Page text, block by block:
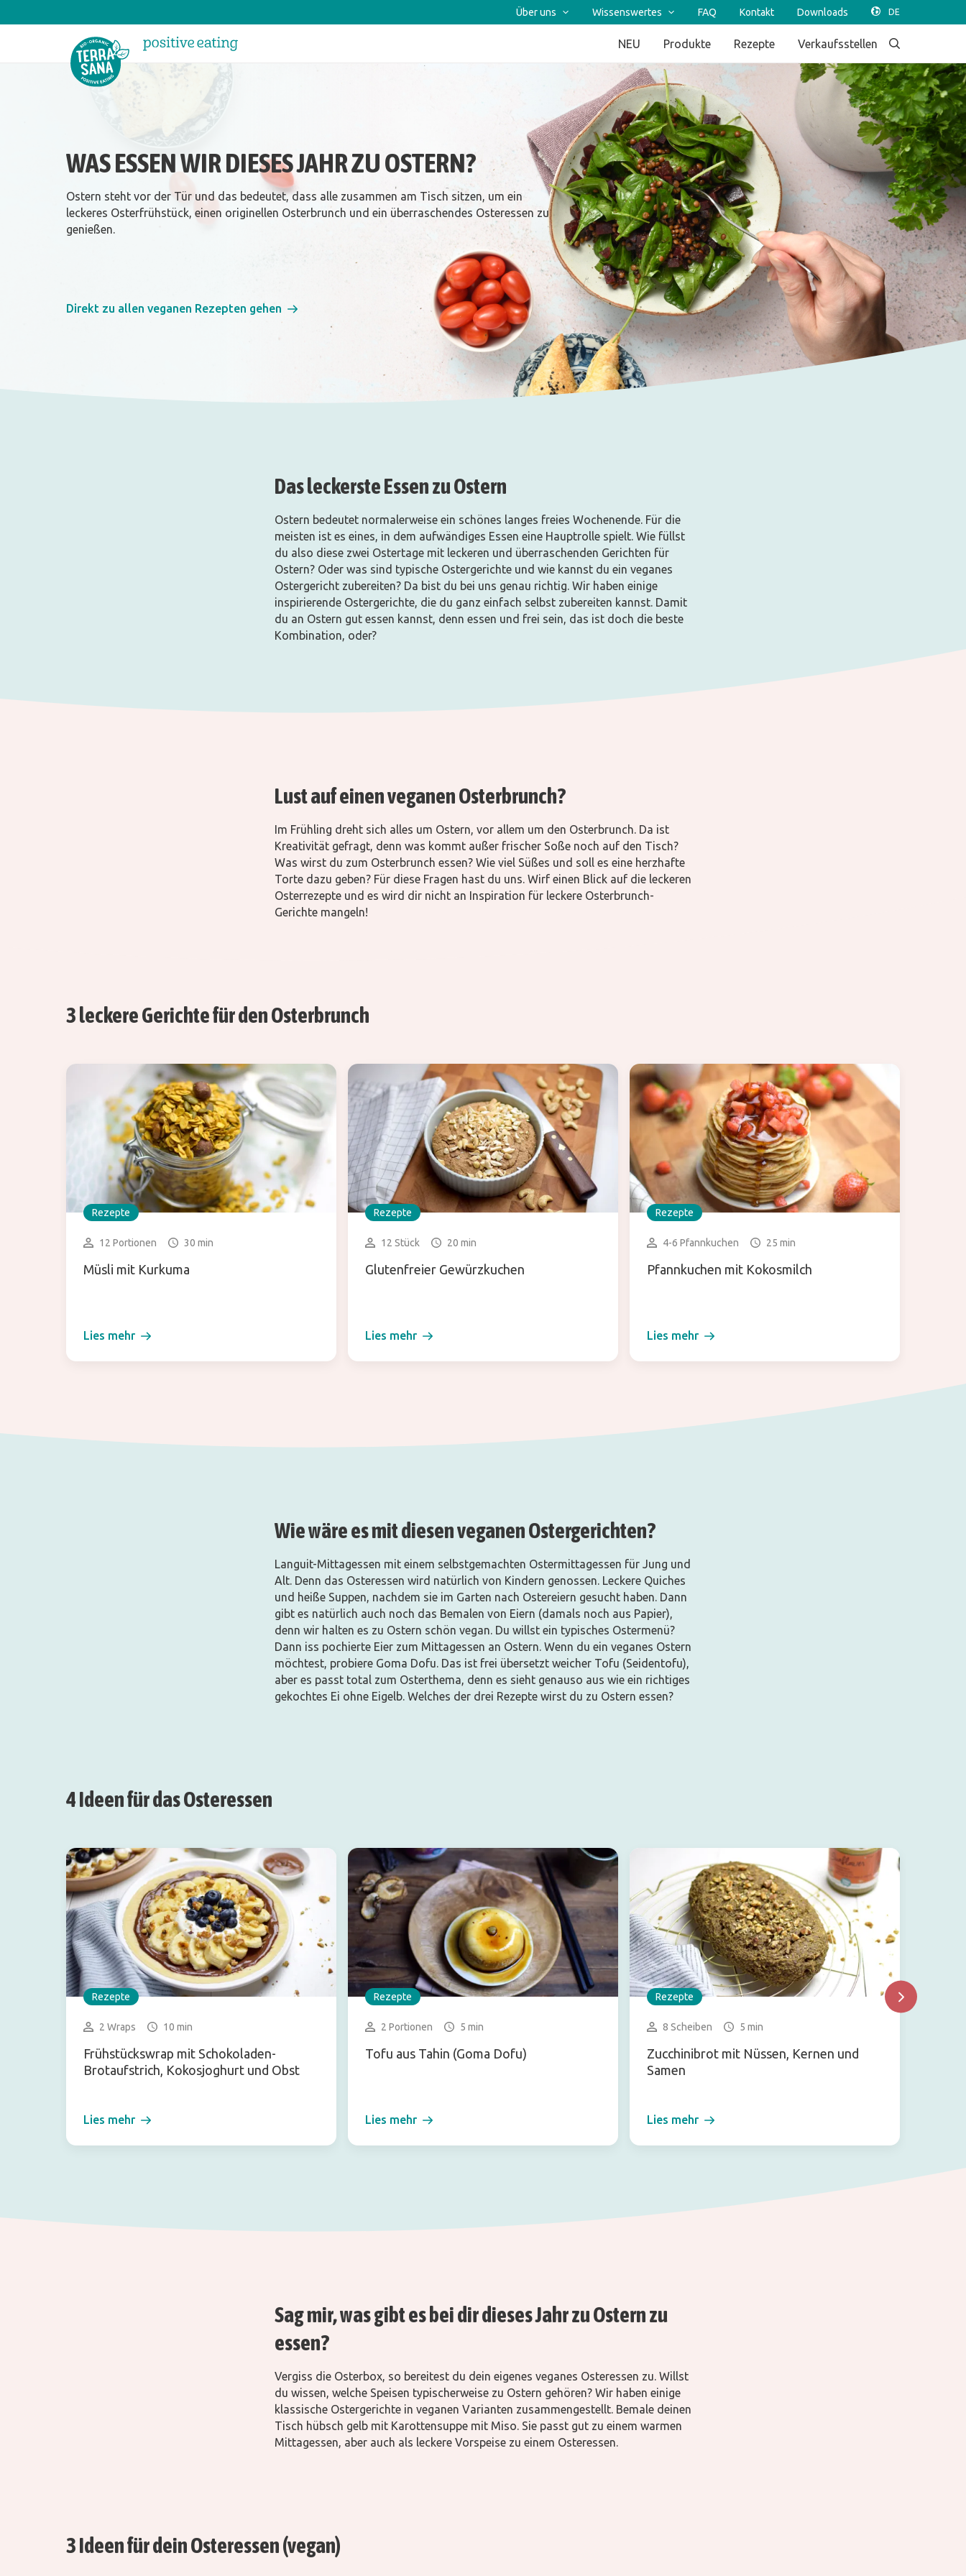
Über uns Wissenswertes FAQ Kontakt Downloads
NEU Produkte Rezepte Verkaufsstellen
WAS ESSEN WIR DIESES JAHR ZU OSTERN?
Ostern steht vor der Tür und das bedeutet, dass alle zusammen am Tisch sitzen, um ein
leckeres Osterfrühstück, einen originellen Osterbrunch und ein überraschendes Osteressen zu
genießen.
Direkt zu allen veganen Rezepten gehen
Das leckerste Essen zu Ostern
Ostern bedeutet normalerweise ein schönes langes freies Wochenende. Für die
meisten ist es eines, in dem aufwändiges Essen eine Hauptrolle spielt. Wie füllst
du also diese zwei Ostertage mit leckeren und überraschenden Gerichten für
Ostern? Oder was sind typische Ostergerichte und wie kannst du ein veganes
Ostergericht zubereiten? Da bist du bei uns genau richtig. Wir haben einige
inspirierende Ostergerichte, die du ganz einfach selbst zubereiten kannst. Damit
du an Ostern gut essen kannst, denn essen und frei sein, das ist doch die beste
Kombination, oder?
Lust auf einen veganen Osterbrunch?
Im Frühling dreht sich alles um Ostern, vor allem um den Osterbrunch. Da ist
Kreativität gefragt, denn was kommt außer frischer Soße noch auf den Tisch?
Was wirst du zum Osterbrunch essen? Wie viel Süßes und soll es eine herzhafte
Torte dazu geben? Für diese Fragen hast du uns. Wirf einen Blick auf die leckeren
Osterrezepte und es wird dir nicht an Inspiration für leckere Osterbrunch-
Gerichte mangeln!
3 leckere Gerichte für den Osterbrunch
Rezepte
12 Portionen 30 min
Müsli mit Kurkuma
Lies mehr
Rezepte
12 Stück 20 min
Glutenfreier Gewürzkuchen
Lies mehr
Rezepte
4-6 Pfannkuchen 25 min
Pfannkuchen mit Kokosmilch
Lies mehr
Wie wäre es mit diesen veganen Ostergerichten?
Languit-Mittagessen mit einem selbstgemachten Ostermittagessen für Jung und
Alt. Denn das Osteressen wird natürlich von Kindern genossen. Leckere Quiches
und heiße Suppen, nachdem sie im Garten nach Ostereiern gesucht haben. Dann
gibt es natürlich auch noch das Bemalen von Eiern (damals noch aus Papier),
denn wir halten es zu Ostern schön vegan. Du willst ein typisches Ostermenü?
Dann iss pochierte Eier zum Mittagessen an Ostern. Wenn du ein veganes Ostern
möchtest, probiere Goma Dofu. Das ist frei übersetzt weicher Tofu (Seidentofu),
aber es passt total zum Osterthema, denn es sieht genauso aus wie ein richtiges
gekochtes Ei ohne Eigelb. Welches der drei Rezepte wirst du zu Ostern essen?
4 Ideen für das Osteressen
Rezepte
2 Wraps 10 min
Frühstückswrap mit Schokoladen-
Brotaufstrich, Kokosjoghurt und Obst
Lies mehr
Rezepte
2 Portionen 5 min
Tofu aus Tahin (Goma Dofu)
Lies mehr
Rezepte
8 Scheiben 5 min
Zucchinibrot mit Nüssen, Kernen und
Samen
Lies mehr
Sag mir, was gibt es bei dir dieses Jahr zu Ostern zu
essen?
Vergiss die Osterbox, so bereitest du dein eigenes veganes Osteressen zu. Willst
du wissen, welche Speisen typischerweise zu Ostern gehören? Wir haben einige
klassische Ostergerichte in veganen Varianten zusammengestellt. Bemale deinen
Tisch hübsch gelb mit Karottensuppe mit Miso. Sie passt gut zu einem warmen
Mittagessen, aber auch als leckere Vorspeise zu einem Osteressen.
3 Ideen für dein Osteressen (vegan)